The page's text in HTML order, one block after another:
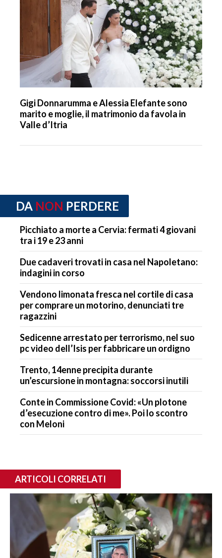
Gigi Donnarumma e Alessia Elefante sono
marito e moglie, il matrimonio da favola in
Valle d’Itria
DA NON PERDERE
Picchiato a morte a Cervia: fermati 4 giovani
tra i 19 e 23 anni
Due cadaveri trovati in casa nel Napoletano:
indagini in corso
Vendono limonata fresca nel cortile di casa
per comprare un motorino, denunciati tre
ragazzini
Sedicenne arrestato per terrorismo, nel suo
pc video dell’Isis per fabbricare un ordigno
Trento, 14enne precipita durante
un’escursione in montagna: soccorsi inutili
Conte in Commissione Covid: «Un plotone
d’esecuzione contro di me». Poi lo scontro
con Meloni
ARTICOLI CORRELATI